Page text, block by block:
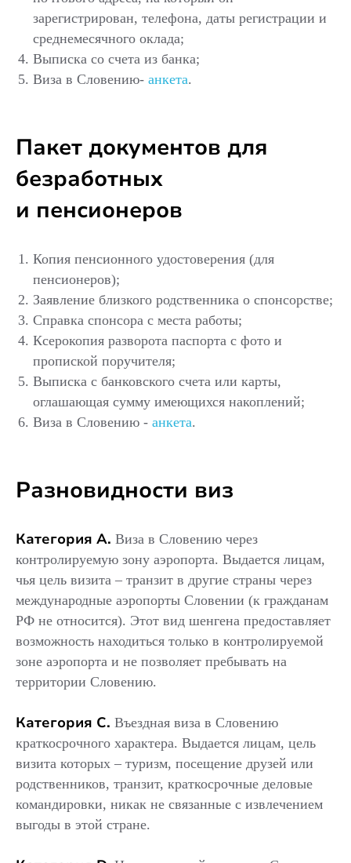
зарегистрирован, телефона, даты регистрации и
среднемесячного оклада;
Выписка со счета из банка;
Виза в Словению- анкета.
Пакет документов для
безработных
и пенсионеров
Копия пенсионного удостоверения (для
пенсионеров);
Заявление близкого родственника о спонсорстве;
Справка спонсора с места работы;
Ксерокопия разворота паспорта с фото и
пропиской поручителя;
Выписка с банковского счета или карты,
оглашающая сумму имеющихся накоплений;
Виза в Словению - анкета.
Разновидности виз
Категория А. Виза в Словению через
контролируемую зону аэропорта. Выдается лицам,
чья цель визита – транзит в другие страны через
международные аэропорты Словении (к гражданам
РФ не относится). Этот вид шенгена предоставляет
возможность находиться только в контролируемой
зоне аэропорта и не позволяет пребывать на
территории Словению.
Категория С. Въездная виза в Словению
краткосрочного характера. Выдается лицам, цель
визита которых – туризм, посещение друзей или
родственников, транзит, краткосрочные деловые
командировки, никак не связанные с извлечением
выгоды в этой стране.